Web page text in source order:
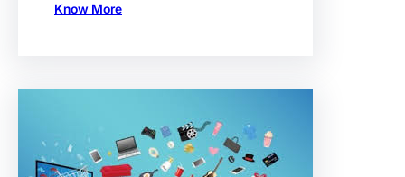
Know More